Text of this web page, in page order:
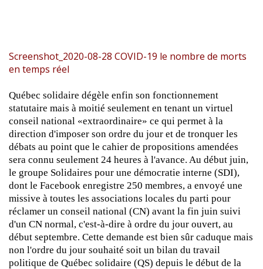
Screenshot_2020-08-28 COVID-19 le nombre de morts
en temps réel
Québec solidaire dégèle enfin son fonctionnement
statutaire mais à moitié seulement en tenant un virtuel
conseil national «extraordinaire» ce qui permet à la
direction d'imposer son ordre du jour et de tronquer les
débats au point que le cahier de propositions amendées
sera connu seulement 24 heures à l'avance. Au début juin,
le groupe Solidaires pour une démocratie interne (SDI),
dont le Facebook enregistre 250 membres, a envoyé une
missive à toutes les associations locales du parti pour
réclamer un conseil national (CN) avant la fin juin suivi
d'un CN normal, c'est-à-dire à ordre du jour ouvert, au
début septembre. Cette demande est bien sûr caduque mais
non l'ordre du jour souhaité soit un bilan du travail
politique de Québec solidaire (QS) depuis le début de la